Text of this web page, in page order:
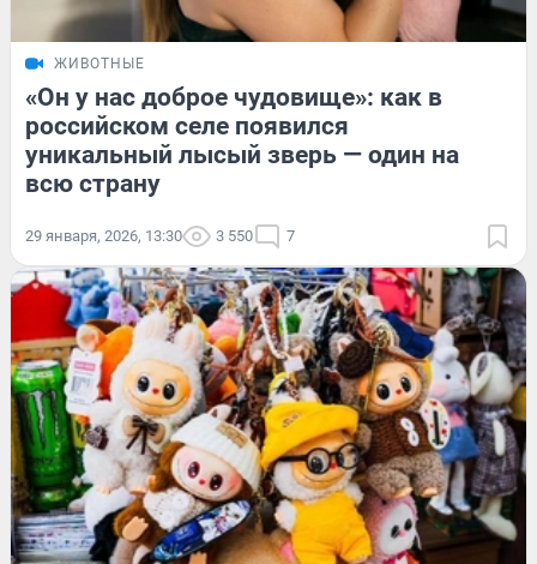
ЖИВОТНЫЕ
«Он у нас доброе чудовище»: как в
российском селе появился
уникальный лысый зверь — один на
всю страну
29 января, 2026, 13:30 3 550 7